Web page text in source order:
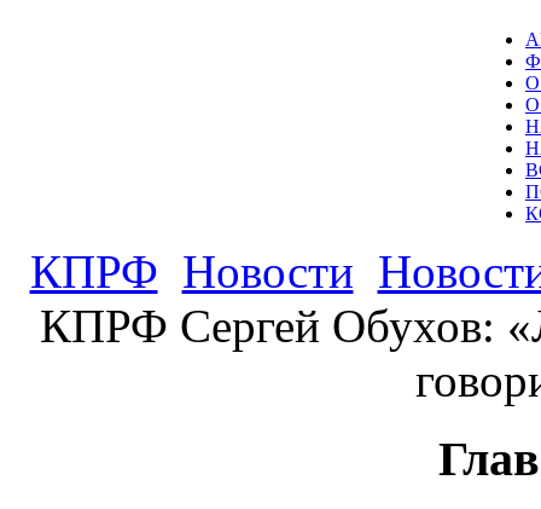
КПРФ Новости
КПРФ Сергей Обухов: